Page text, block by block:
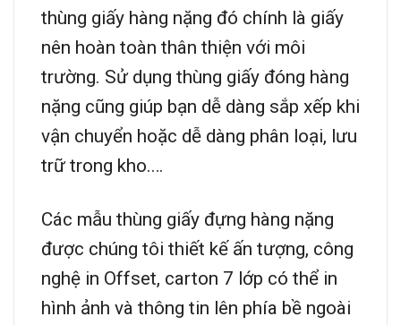
thùng giấy hàng nặng đó chính là giấy
nên hoàn toàn thân thiện với môi
trường. Sử dụng thùng giấy đóng hàng
nặng cũng giúp bạn dễ dàng sắp xếp khi
vận chuyển hoặc dễ dàng phân loại, lưu
trữ trong kho.…
Các mẫu thùng giấy đựng hàng nặng
được chúng tôi thiết kế ấn tượng, công
nghệ in Offset, carton 7 lớp có thể in
hình ảnh và thông tin lên phía bề ngoài